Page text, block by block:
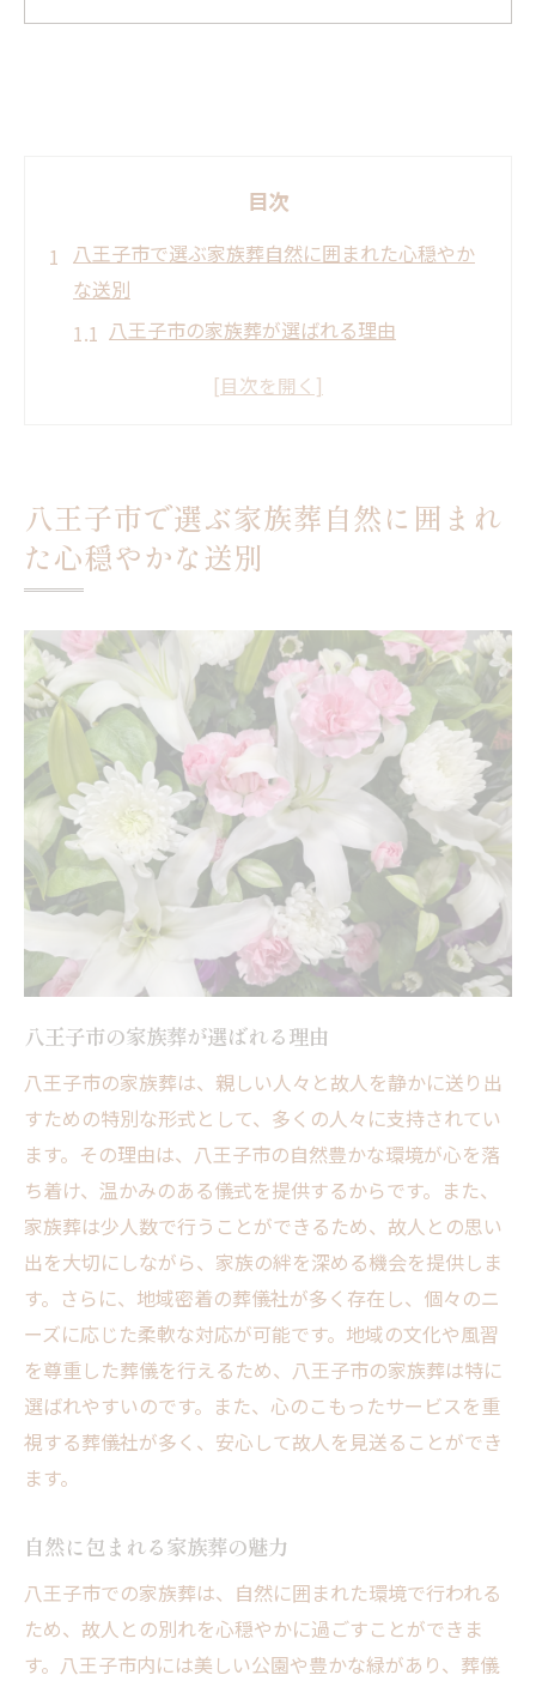
目次
八王子市で選ぶ家族葬自然に囲まれた心穏やか
な送別
八王子市の家族葬が選ばれる理由
自然に包まれる家族葬の魅力
地域密着の家族葬のメリット
家族葬の魅力八王子市での静寂な別れのひとと
八王子市で叶える静寂な別れ
家族葬がもたらす心の安らぎ
少人数での温かなひととき
なぜ八王子市が家族葬に適しているのか
家族葬のプライベート感の重要性
心に残る別れを実現するためのポイント
家族葬を八王子市で心に残る葬儀をデザインす
る方法
葬儀デザインの基本ステップ
個性的な家族葬の実現方法
八王子市の特長を活かした演出
思い出に残る演出の工夫
地域の文化を取り入れた葬儀
八王子市の家族葬施設信頼できる葬儀社の見つ
け方
信頼できる葬儀社を選ぶ基準
地元の評判を確認する方法
葬儀社訪問時のチェックポイント
八王子市のおすすめ葬儀社紹介
葬儀社とのコミュニケーションの重要性
八王子市での家族葬プラン比較で安心の選択を
プラン選びの基本的な考え方
料金プランの比較ポイント
各種プランの特徴を探る
八王子市で選ぶ家族葬自然に囲まれ
た心穏やかな送別
八王子市の家族葬が選ばれる理由
八王子市の家族葬は、親しい人々と故人を静かに送り出
すための特別な形式として、多くの人々に支持されてい
ます。その理由は、八王子市の自然豊かな環境が心を落
ち着け、温かみのある儀式を提供するからです。また、
家族葬は少人数で行うことができるため、故人との思い
出を大切にしながら、家族の絆を深める機会を提供しま
す。さらに、地域密着の葬儀社が多く存在し、個々のニ
ーズに応じた柔軟な対応が可能です。地域の文化や風習
を尊重した葬儀を行えるため、八王子市の家族葬は特に
選ばれやすいのです。また、心のこもったサービスを重
視する葬儀社が多く、安心して故人を見送ることができ
ます。
自然に包まれる家族葬の魅力
八王子市での家族葬は、自然に囲まれた環境で行われる
ため、故人との別れを心穏やかに過ごすことができま
す。八王子市内には美しい公園や豊かな緑があり、葬儀